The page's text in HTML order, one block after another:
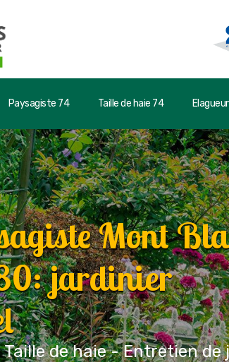
Paysagiste 74 Taille de haie 74
Mont
jardinier
de haie - Entretien de